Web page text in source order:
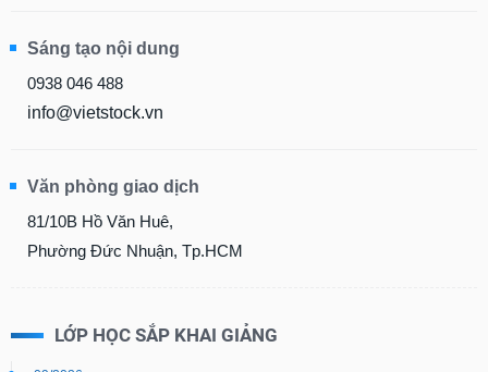
Sáng tạo nội dung
0938 046 488
info@vietstock.vn
Văn phòng giao dịch
81/10B Hồ Văn Huê,
Phường Đức Nhuận, Tp.HCM
LỚP HỌC SẮP KHAI GIẢNG